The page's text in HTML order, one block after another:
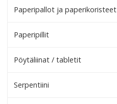
Paperipallot ja paperikoristeet
Paperipillit
Pöytäliinat / tabletit
Serpentiini